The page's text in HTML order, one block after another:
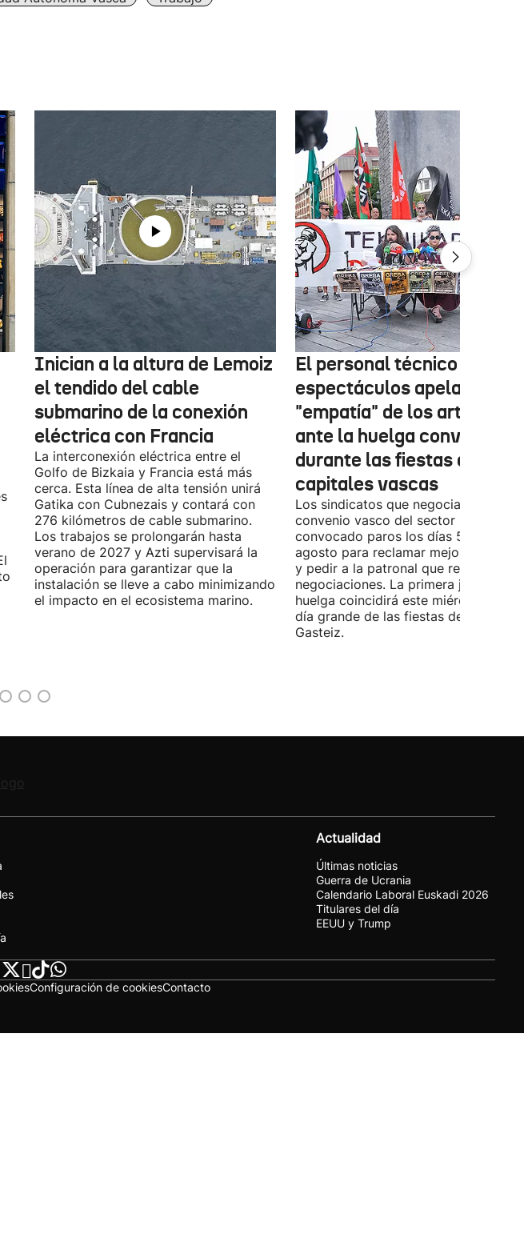
Inician a la altura de Lemoiz
el tendido del cable
submarino de la conexión
eléctrica con Francia
La interconexión eléctrica entre el
Golfo de Bizkaia y Francia está más
cerca. Esta línea de alta tensión unirá
Gatika con Cubnezais y contará con
276 kilómetros de cable submarino.
Los trabajos se prolongarán hasta
verano de 2027 y Azti supervisará la
operación para garantizar que la
instalación se lleve a cabo minimizando
el impacto en el ecosistema marino.
El personal técnico de
espectáculos apela a la
"empatía" de los artistas
ante la huelga convocada
durante las fiestas de las
capitales vascas
Los sindicatos que negocian el
convenio vasco del sector han
convocado paros los días 5, 14 y 26
agosto para reclamar mejoras
y pedir a la patronal que retome las
negociaciones. La primera jornada de
huelga coincidirá este miércoles con
día grande de las fiestas de Vitoria-
Gasteiz.
Actualidad
Últimas noticias
Guerra de Ucrania
Calendario Laboral Euskadi 2026
Titulares del día
EEUU y Trump
Configuración de cookiesContacto